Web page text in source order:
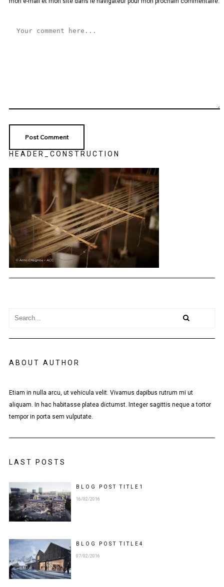
HEADER_CONSTRUCTION
ABOUT AUTHOR
Etiam in nulla arcu, ut vehicula velit. Vivamus dapibus rutrum mi ut
aliquam. In hac habitasse platea dictumst. Integer sagittis neque a tortor
tempor in porta sem vulputate.
LAST POSTS
BLOG POSTTITLE 1
16/02/2016
BLOG POSTTITLE 4
07/02/2016